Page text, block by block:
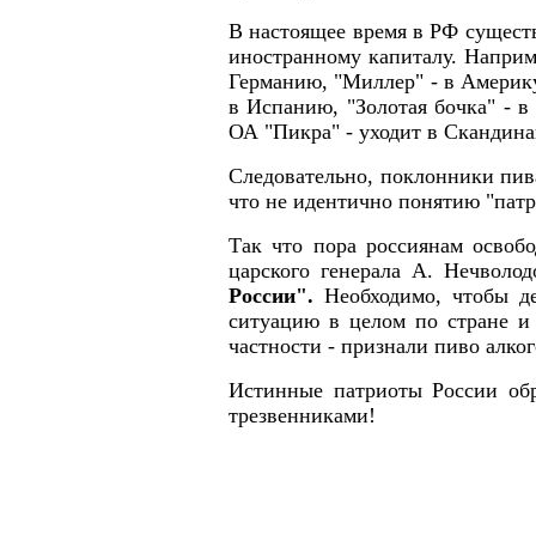
В настоящее время в РФ
иностранному капиталу.
Германию, "Миллер" - в
в Испанию, "Золотая бочка" -
ОА "Пикра" - уходит в
Следовательно, поклонники
что не идентично понятию
Так что пора россиянам
царского генерала А.
России". Необходимо, чтобы
ситуацию в целом по стране и
частности - признали пиво
Истинные патриоты России
трезвенниками!